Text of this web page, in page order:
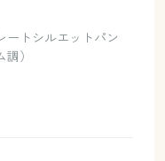
ートシルエットパン
）